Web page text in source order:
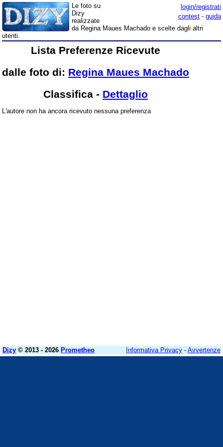
login/registrati
contest - guida
Le foto su
Dizy
realizzate
da Regina Maues Machado e scelte dagli altri
utenti.
Lista Preferenze Ricevute
dalle foto di: Regina Maues Machado
Classifica - Dettaglio
L'autore non ha ancora ricevuto nessuna preferenza
Dizy © 2013 - 2026 Prometheo Informativa Privacy - Avvertenze